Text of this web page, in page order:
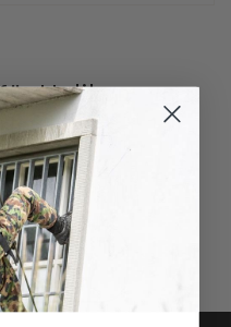
Helikon-
Gloves
Bewertung
Eine
Frage
stellen